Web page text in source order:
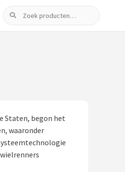
Zoeken
Staten, begon het
waaronder